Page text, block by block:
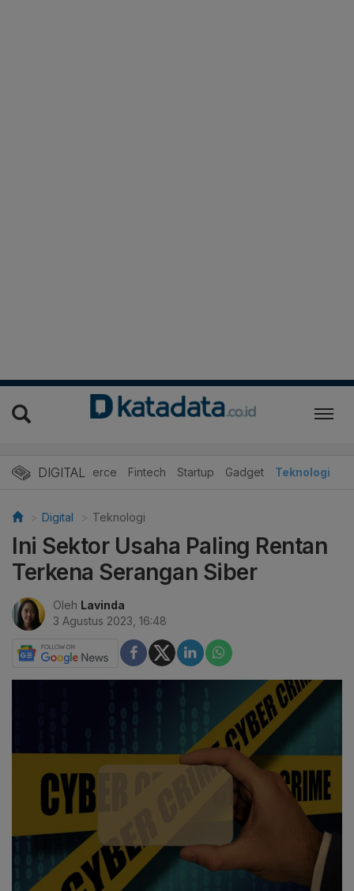
DIGITAL
E-Commerce Fintech Startup Gadget Teknologi
Digital Teknologi
Ini Sektor Usaha Paling Rentan
Terkena Serangan Siber
Oleh Lavinda
3 Agustus 2023, 16:48